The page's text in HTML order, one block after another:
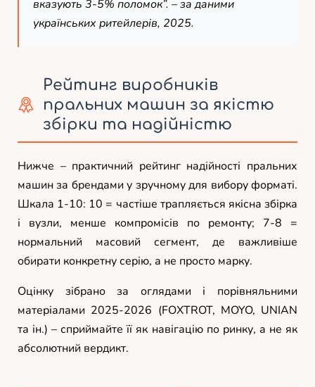
вказують 3-5% поломок”. – за даними
українських ритейлерів, 2025.
Рейтинг виробників
пральних машин за якістю
збірки та надійністю
Нижче – практичний рейтинг надійності пральних
машин за брендами у зручному для вибору форматі.
Шкала 1-10: 10 = частіше трапляється якісна збірка
і вузли, менше компромісів по ремонту; 7-8 =
нормальний масовий сегмент, де важливіше
обирати конкретну серію, а не просто марку.
Оцінку зібрано за оглядами і порівняльними
матеріалами 2025-2026 (FOXTROT, MOYO, UNIAN
та ін.) – сприймайте її як навігацію по ринку, а не як
абсолютний вердикт.